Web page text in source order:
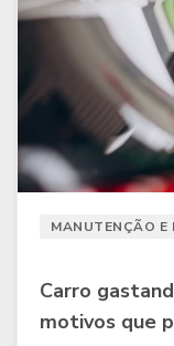
MANUTENÇÃO E
Carro
motivos que